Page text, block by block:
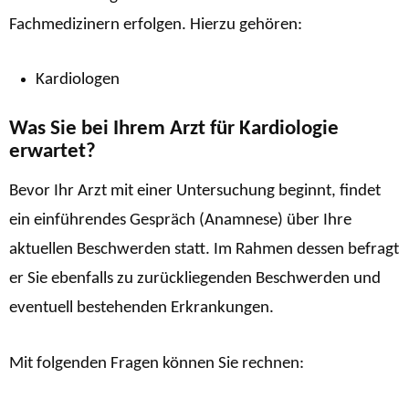
Fachmedizinern erfolgen. Hierzu gehören:
Kardiologen
Was Sie bei Ihrem Arzt für Kardiologie
erwartet?
Bevor Ihr Arzt mit einer Untersuchung beginnt, findet
ein einführendes Gespräch (Anamnese) über Ihre
aktuellen Beschwerden statt. Im Rahmen dessen befragt
er Sie ebenfalls zu zurückliegenden Beschwerden und
eventuell bestehenden Erkrankungen.
Mit folgenden Fragen können Sie rechnen: